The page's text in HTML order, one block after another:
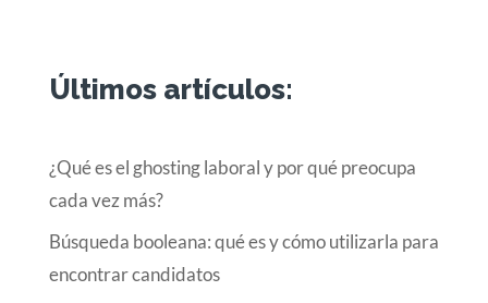
Últimos artículos:
¿Qué es el ghosting laboral y por qué preocupa
cada vez más?
Búsqueda booleana: qué es y cómo utilizarla para
encontrar candidatos